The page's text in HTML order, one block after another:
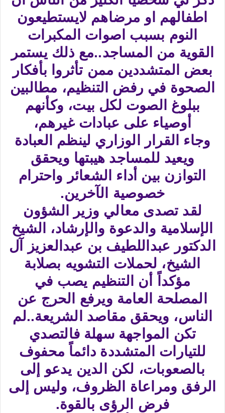
اطفالهم او مرضاهم لايستطيعون
النوم بسبب اصوات المكبرات
القوية من المساجد..مع ذلك يستمر
بعض المتشددين ممن تأثروا بأفكار
الصحوة في رفض التنظيم، مطالبين
ببلوغ الصوت لكل بيت، وكأنهم
أوصياء على عبادات غيرهم،
وجاء القرار الوزاري لينظم العبادة
ويعيد للمساجد هيبتها ويحقق
التوازن بين أداء الشعائر واحترام
خصوصية الآخرين.
لقد تصدى معالي وزير الشؤون
الإسلامية والدعوة والإرشاد، الشيخ
الدكتور عبداللطيف بن عبدالعزيز آل
الشيخ، لحملات التشويه بصلابة
مؤكداً أن التنظيم يصب في
المصلحة العامة ويرفع الحرج عن
الناس، ويحقق مقاصد الشريعة..لم
تكن المواجهة سهلة فالتصدي
للتيارات المتشددة دائماً محفوف
بالصعوبات، لكن الدين يدعو إلى
الرفق ومراعاة الظروف، وليس إلى
فرض الرؤى بالقوة.